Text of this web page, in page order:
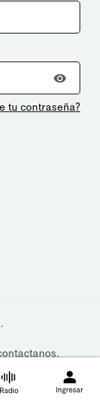
tu contraseña?
.
.
Radio Ingresar